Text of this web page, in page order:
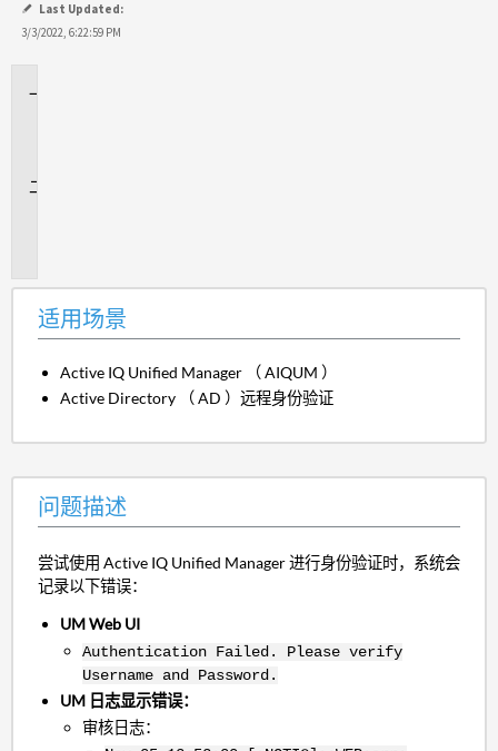
Last Updated:
3/3/2022, 6:22:59 PM
适用场景
Active IQ Unified Manager （ AIQUM ）
Active Directory （ AD ）远程身份验证
问题描述
尝试使用 Active IQ Unified Manager 进行身份验证时，系统会
记录以下错误：
UM Web UI
Authentication Failed. Please verify
Username and Password.
UM 日志显示错误：
审核日志：